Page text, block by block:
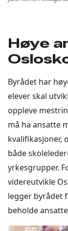
Høye
Byrådet har
elever skal
oppleve
må ha ansatte
kvalifikasjoner,
både
yrkesgrupper.
videreutvikle
legger byrådet
beholde